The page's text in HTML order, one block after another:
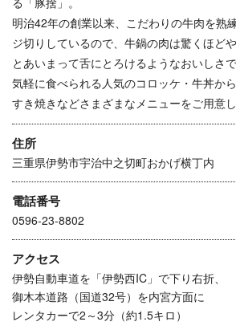
明治42年の創業以来、こだわりの牛肉を熟
ジ切りしているので、牛鍋の肉は驚くほど
とあいまって舌にとろけるようなおいしさで
気軽に食べられる人気のコロッケ・牛丼か
すき焼きなどさまざまなメニューをご用意し
住所
三重県伊勢市宇治中之切町おかげ横丁内
電話番号
0596-23-8802
アクセス
伊勢自動車道を「伊勢西IC」で下り右折、
御木本道路（国道32号）を内宮方面に
レンタカーで2～3分（約1.5キロ）